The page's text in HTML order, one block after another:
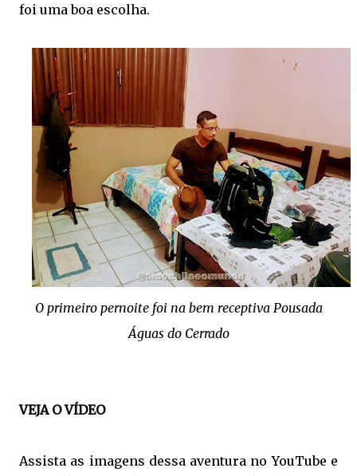
foi uma boa escolha.
O primeiro pernoite foi na bem receptiva Pousada
Águas do Cerrado
VEJA O VÍDEO
Assista as imagens dessa aventura no YouTube e